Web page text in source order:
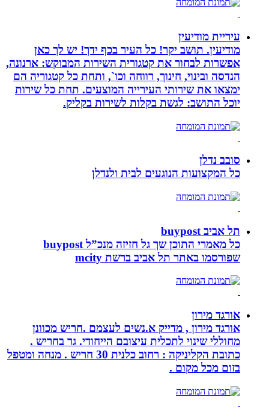
עיריית מודיעין
מודיעין. תושב יקר! כל העיר בכף ידך! יש לך כאן
אפשרות לבחור את קטגורית השירות המבוקש: ארנונה,
הנדסה ובינוי, חינוך, רווחה וכו`, ותחת כל קטגוריה הם
ימצאו את שירותי העירייה המוצעים. תחת כל שירות
יוכל התושב: לגשת בקלות לשירות בקליק.
סובב נדלן
כל המקצועות הנוגעים לבית ולנדלן
תל אביב buypost
כל מאמרי התוכן שך גל חזיזה מנכ”ל buypost
שפורסמו באתר תל אביב ברשת mcity
אורגד מירון
אורגד מירון , מדייק א.נשים לעצמם .חריש מכוונן
מחוללי שינוי לתכלית עיצובם הייחודי. גר בחריש .
כתובת הקליניקה : רחוב כלנית 30 חריש . מנחה ומטפל
בזום מכל מקום .